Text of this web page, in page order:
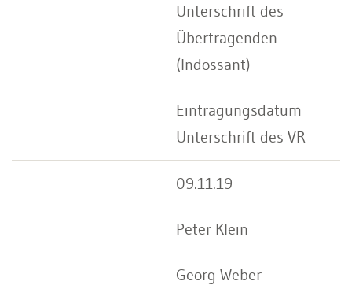
Unterschrift des
Übertragenden
(Indossant)
Eintragungsdatum
Unterschrift des VR
09.11.19
Peter Klein
Georg Weber